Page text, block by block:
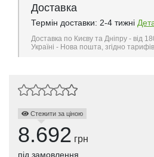
Доставка
Термін доставки: 2-4 тижні
Доставка по Києву та Дніпру - від
Україні - Нова пошта, згідно
Стежити за ціною
8.692 грн
під замовлення